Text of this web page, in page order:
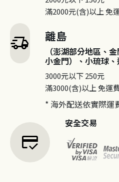
delivery_truck_speed
滿2000元(含)以上免
離島
（澎湖部分地區、
小金門）、小琉球、
3000元以下250元
滿3000(含)以上免運
* 海外配送依實際運
credit_score
安全交易